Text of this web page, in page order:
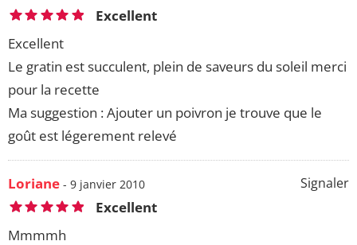
Excellent
Excellent
Le gratin est succulent, plein de saveurs du soleil merci
pour la recette
Ma suggestion : Ajouter un poivron je trouve que le
goût est légerement relevé
Signaler
Loriane - 9 janvier 2010
Excellent
Mmmmh